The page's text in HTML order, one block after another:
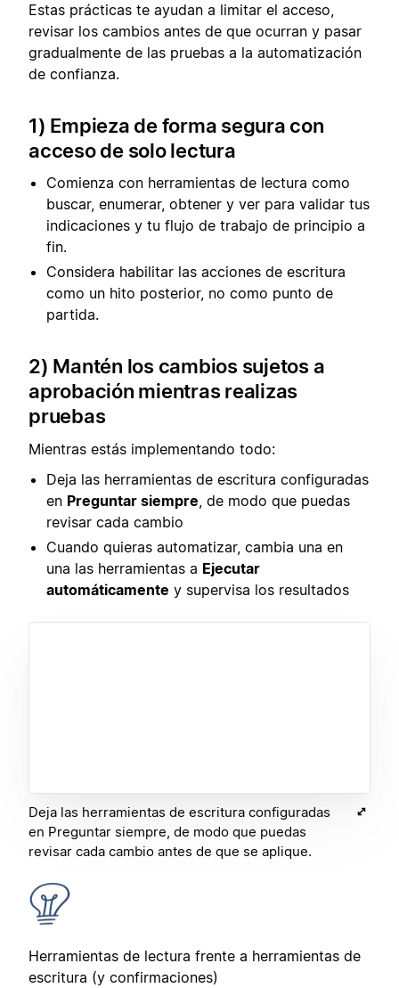
Estas prácticas te ayudan a limitar el acceso,
revisar los cambios antes de que ocurran y pasar
gradualmente de las pruebas a la automatización
de confianza.
1) Empieza de forma segura con
acceso de solo lectura
Comienza con herramientas de lectura como
buscar, enumerar, obtener y ver para validar tus
indicaciones y tu flujo de trabajo de principio a
fin.
Considera habilitar las acciones de escritura
como un hito posterior, no como punto de
partida.
2) Mantén los cambios sujetos a
aprobación mientras realizas
pruebas
Mientras estás implementando todo:
Deja las herramientas de escritura configuradas
en Preguntar siempre, de modo que puedas
revisar cada cambio
Cuando quieras automatizar, cambia una en
una las herramientas a Ejecutar
automáticamente y supervisa los resultados
Deja las herramientas de escritura configuradas
en Preguntar siempre, de modo que puedas
revisar cada cambio antes de que se aplique.
Herramientas de lectura frente a herramientas de
escritura (y confirmaciones)